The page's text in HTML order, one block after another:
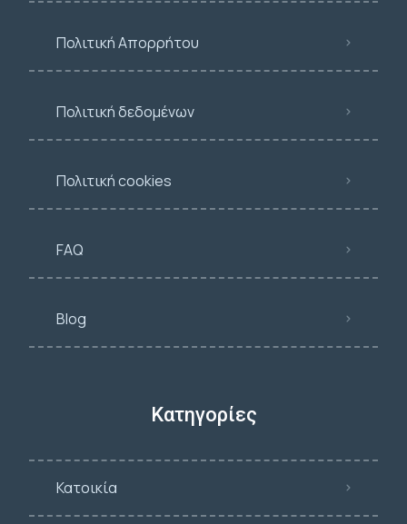
Πολιτική Απορρήτου
Πολιτική δεδομένων
Πολιτική cookies
FAQ
Blog
Κατηγορίες
Κατοικία